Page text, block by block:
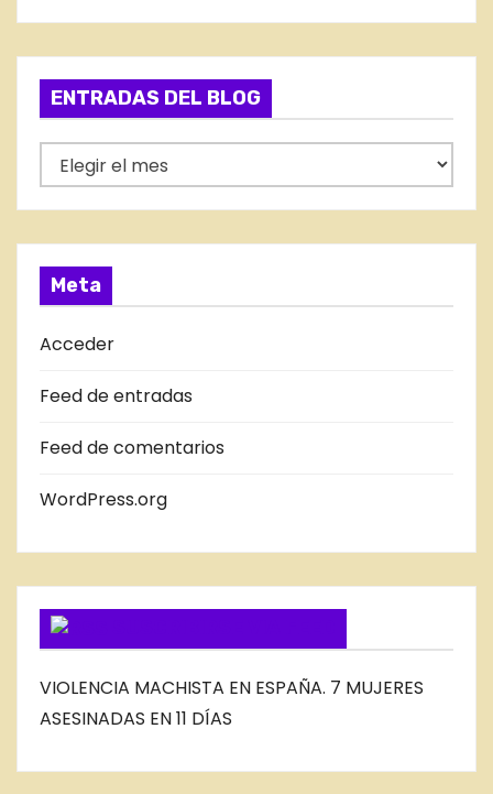
t
e
o
í
a
s
ENTRADAS DEL BLOG
N
T
R
D
A
D
B
O
G
Meta
Acceder
Feed de entradas
Feed de comentarios
WordPress.org
VIOLENCIA MACHISTA EN ESPAÑA. 7 MUJERES
ASESINADAS EN 11 DÍAS